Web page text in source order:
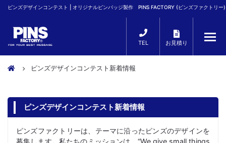
ピンズデザインコンテスト | オリジナルピンバッジ製作 PINS FACTORY (ピンズファクトリー)
TEL お見積り
ピンズデザインコンテスト新着情報
ピンズデザインコンテスト新着情報
ピンズファクトリーは、テーマに沿ったピンズのデザインを